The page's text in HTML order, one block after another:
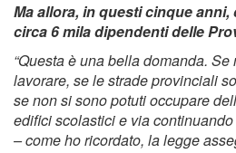
Ma allora, in questi cinque
circa 6 mila dipendenti delle
“Questa è una bella domanda.
lavorare, se le strade provinciali
se non si sono potuti occupare
edifici scolastici e via
– come ho ricordato, la legge